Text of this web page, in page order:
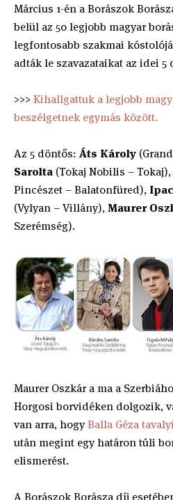
Március 1-én a Borászok
belül az 50 legjobb magyar
legfontosabb szakmai
adták le szavazataikat az idei 5
>>> Kihallgattuk a legjobb
beszélgetnek egymás között.
Az 5 döntős: Áts Károly
Sarolta (Tokaj Nobilis – Tokaj),
Pincészet – Balatonfüred),
(Vylyan – Villány),Maurer
Szerémség).
Maurer Oszkár a ma a
Horgosi borvidéken dolgozik,
van arra, hogyBalla Géza
után megint egy határon túli
elismerést.